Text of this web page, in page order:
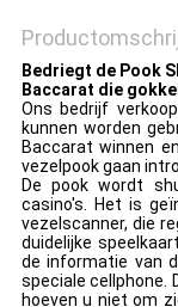
Bedriegt de Pook
Baccarat die
Ons bedrijf
kunnen worden
Baccarat winnen
vezelpook gaan
De pook wordt
casino's. Het is
vezelscanner, die
duidelijke
de informatie van
speciale cellphone.
hoeven u niet om